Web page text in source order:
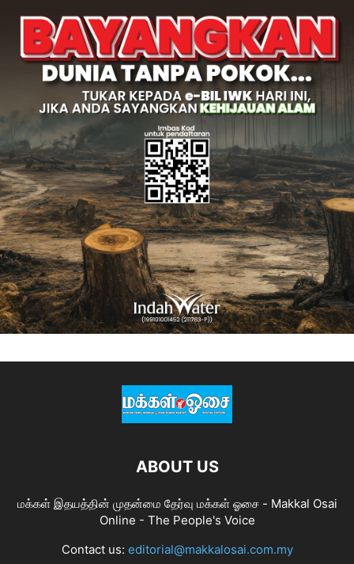
ABOUT US
மக்கள் இதயத்தின் முதன்மை தேர்வு மக்கள் ஓசை - Makkal Osai
Online - The People's Voice
Contact us: editorial@makkalosai.com.my